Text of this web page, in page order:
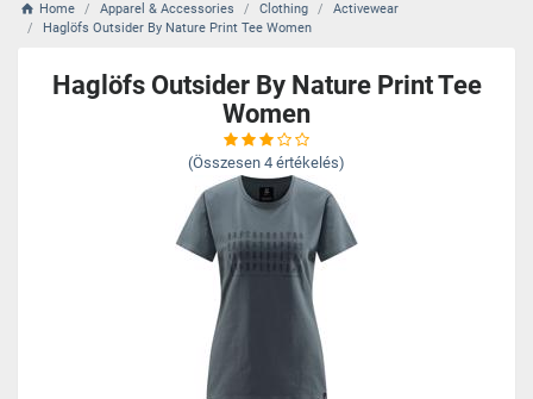
Home Apparel & Accessories Clothing
Activewear
Haglöfs Outsider By Nature Print Tee Women
Haglöfs Outsider By Nature Print Tee
Women
(Összesen 4 értékelés)